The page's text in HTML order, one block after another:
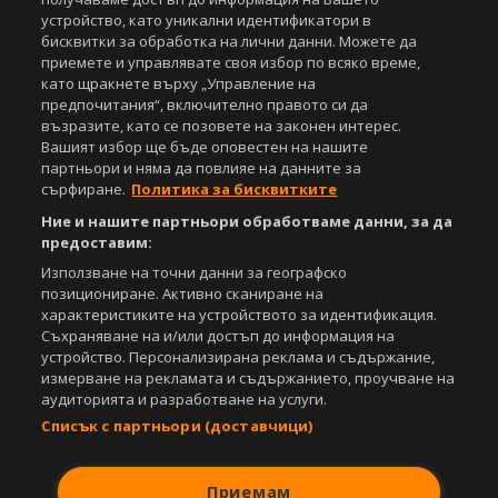
Съдържанието на този уеб сайт и технологиите, използвани в него, са
под закрила на Закона за авторското право и сродните му права.
Всички статии, репортажи, интервюта и други текстови, графични и
видео материали, публикувани в сайта, са собственост на Агенция
Спортал, освен ако изрично е посочено друго. Допуска се
публикуване на текстови материали само след писмено съгласие на
Агенция Спортал, посочване на източника и добавяне на линк към
www.sportal.bg. Използването на графични и видео материали,
санкционирани с цялата строгост на закона.
СвалиБЕЗПЛАТНОТОприложение за:
Android
Powered by:
устройство, като уникални идентификатори в
бисквитки за обработка на лични данни. Можете да
приемете и управлявате своя избор по всяко време,
като щракнете върху „Управление на
предпочитания“, включително правото си да
възразите, като се позовете на законен интерес.
Вашият избор ще бъде оповестен на нашите
партньори и няма да повлияе на данните за
сърфиране. Политика за бисквитките
Ние и нашите партньори обработваме данни, за да
предоставим:
Използване на точни данни за географско
позициониране. Активно сканиране на
характеристиките на устройството за идентификация.
Съхраняване на и/или достъп до информация на
устройство. Персонализирана реклама и съдържание,
измерване на рекламата и съдържанието, проучване на
аудиторията и разработване на услуги.
Списък с партньори (доставчици)
Приемам